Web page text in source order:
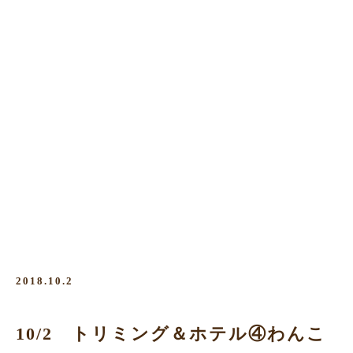
2018.10.2
10/2 トリミング＆ホテル④わんこ